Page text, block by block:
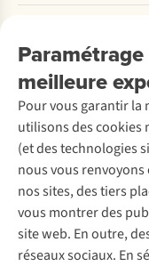
meilleure
Pour vous garantir la
utilisons des cookies
(et des technologies
nous vous
nos sites, des tiers
vous montrer des
site web. En outre,
réseaux sociaux. En
Payer
Retourner
Rétractation d'une
Entretien & réparations
Garantie
Contactez-nous
Entreprise responsable
À propos d’Ayacucho
Nos magasins
À propos
Déclaration
Location / Location
Seconde-main
Entretien de ski
Service de lavage
Entretien de chaussures
Réparation de
Réparation de
Retouches
Pour les entreprises
Découvrez
A.S.Magazine
Explore Camp
Expertise & conseils
Abonnez-vous à la